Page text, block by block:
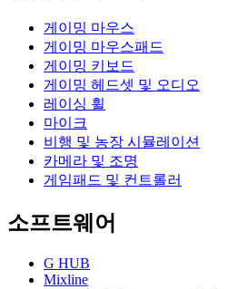
게이밍 마우스
게이밍 마우스패드
게이밍 키보드
게이밍 헤드셋 및 오디오
레이싱 휠
마이크
비행 및 농장 시뮬레이션
카메라 및 조명
게임패드 및 컨트롤러
소프트웨어
G HUB
Mixline